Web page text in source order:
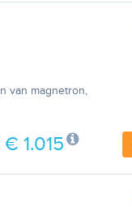
van magnetron,
€ 1.015